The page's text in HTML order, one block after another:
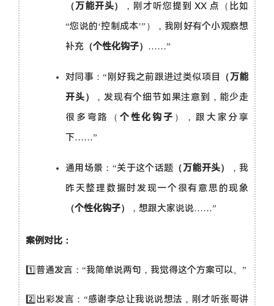
（万能开头）
，刚才听您提到 XX 点（比如
“您说的‘控制成本’”），我刚好有个小观察想
补充 （个性化钩子） ……”
对同事：“刚好我之前跟进过类似项目
（万能
开头）
，发现有个细节如果注意到，能少走
很多弯路（ 个性化钩子 ），跟大家分享
下……”
通用场景：“关于这个话题 （万能开头）
，我
昨天整理数据时发现一个很有意思的现象
（个性化钩子）
，想跟大家说说……”
案例对比：
1️⃣普通发言：“我简单说两句，我觉得这个方案可以。”
2️⃣出彩发言：“感谢李总让我说说想法，刚才听张哥讲